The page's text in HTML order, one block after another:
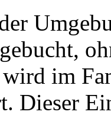
wird im
Dieser